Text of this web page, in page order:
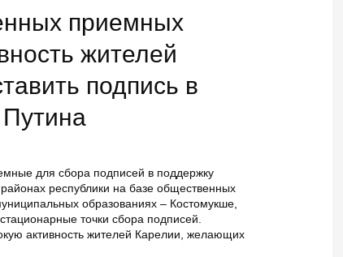
приемных
жителей
подпись в
для сбора подписей в поддержку
республики на базе общественных
образованиях – Костомукше,
точки сбора подписей.
активность жителей Карелии, желающих